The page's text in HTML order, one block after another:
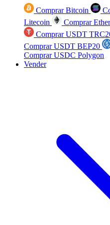
Comprar Bitcoin
Litecoin
Comprar
Comprar USDT
Comprar USDT BEP20
Comprar USDC Polygon
Vender